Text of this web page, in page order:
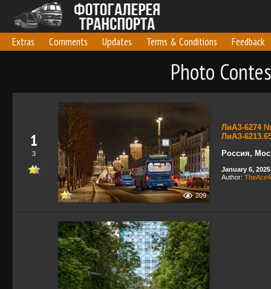
Extras Comments Updates Terms & Conditions Feedback
Photo
1
3
209
ЛиАЗ-6274
ЛиАЗ-
Россия,
January 6, 2025
Author: